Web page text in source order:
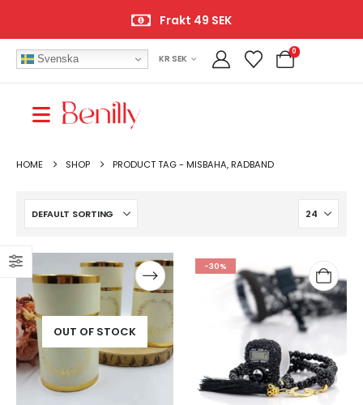
Öppet köp 14 dagar
Svenska KR SEK
0
HOME SHOP PRODUCT TAG - MISBAHA, RADBAND
OUT OF STOCK
-30%